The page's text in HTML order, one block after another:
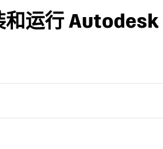
运行 Autodesk